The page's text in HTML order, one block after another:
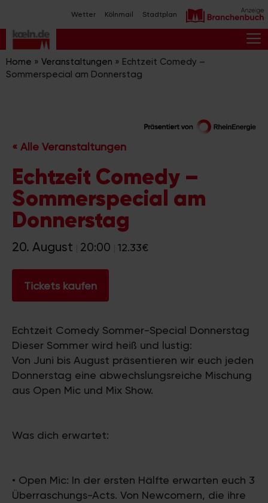
Inhalt
springen
Wetter Kölnmail Stadtplan
Home » Veranstaltungen » Echtzeit Comedy –
Sommerspecial am Donnerstag
« Alle Veranstaltungen
Echtzeit Comedy –
Sommerspecial am
Donnerstag
20. August 20:00 12.33€
Tickets kaufen
Echtzeit Comedy Sommer-Special Donnerstag
Dieser Sommer wird heiß und lustig:
Von Juni bis August präsentieren wir euch jeden
Donnerstag eine abwechslungsreiche Mischung
aus Open Mic und Mix Show.
Was dich erwartet:
• Open Mic: In der ersten Hälfte erwarten euch 3
Überraschungs-Acts. Von Newcomern, die ihre